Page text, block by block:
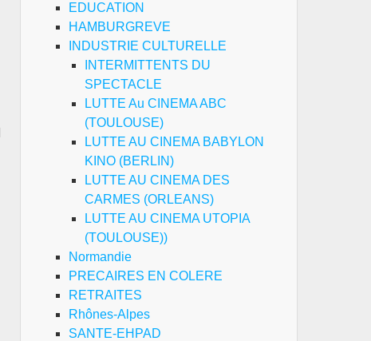
EDUCATION
HAMBURGREVE
INDUSTRIE CULTURELLE
INTERMITTENTS DU
SPECTACLE
LUTTE Au CINEMA ABC
(TOULOUSE)
LUTTE AU CINEMA BABYLON
KINO (BERLIN)
LUTTE AU CINEMA DES
CARMES (ORLEANS)
LUTTE AU CINEMA UTOPIA
(TOULOUSE))
Normandie
PRECAIRES EN COLERE
RETRAITES
Rhônes-Alpes
SANTE-EHPAD